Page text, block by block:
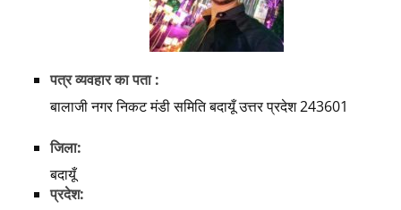
पत्र व्यवहार का पता :
बालाजी नगर निकट मंडी समिति बदायूँ उत्तर प्रदेश 243601
जिला:
बदायूँ
प्रदेश: